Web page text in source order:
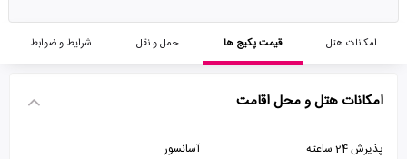
امکانات هتل قیمت پکیج ها حمل و نقل شرایط و ضوابط
امکانات هتل و محل اقامت
پذیرش 24 ساعته
آسانسور